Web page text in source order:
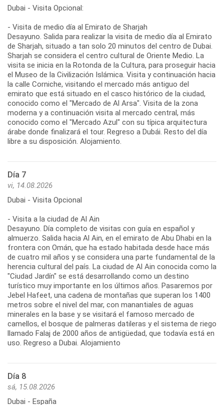
Dubai - Visita Opcional:
- Visita de medio día al Emirato de Sharjah
Desayuno. Salida para realizar la visita de medio día al Emirato
de Sharjah, situado a tan solo 20 minutos del centro de Dubai.
Sharjah se considera el centro cultural de Oriente Medio. La
visita se inicia en la Rotonda de la Cultura, para proseguir hacia
el Museo de la Civilización Islámica. Visita y continuación hacia
la calle Corniche, visitando el mercado más antiguo del
emirato que está situado en el casco histórico de la ciudad,
conocido como el "Mercado de Al Arsa". Visita de la zona
moderna y a continuación visita al mercado central, más
conocido como el "Mercado Azul" con su típica arquitectura
árabe donde finalizará el tour. Regreso a Dubái. Resto del día
libre a su disposición. Alojamiento.
Día 7
vi, 14.08.2026
Dubai - Visita Opcional
- Visita a la ciudad de Al Ain
Desayuno. Día completo de visitas con guía en español y
almuerzo. Salida hacia Al Ain, en el emirato de Abu Dhabi en la
frontera con Omán, que ha estado habitada desde hace más
de cuatro mil años y se considera una parte fundamental de la
herencia cultural del país. La ciudad de Al Ain conocida como la
"Ciudad Jardín" se está desarrollando como un destino
turístico muy importante en los últimos años. Pasaremos por
Jebel Hafeet, una cadena de montañas que superan los 1400
metros sobre el nivel del mar, con manantiales de aguas
minerales en la base y se visitará el famoso mercado de
camellos, el bosque de palmeras datileras y el sistema de riego
llamado Falaj de 2000 años de antigüedad, que todavía está en
uso. Regreso a Dubai. Alojamiento
Día 8
sá, 15.08.2026
Dubai - España